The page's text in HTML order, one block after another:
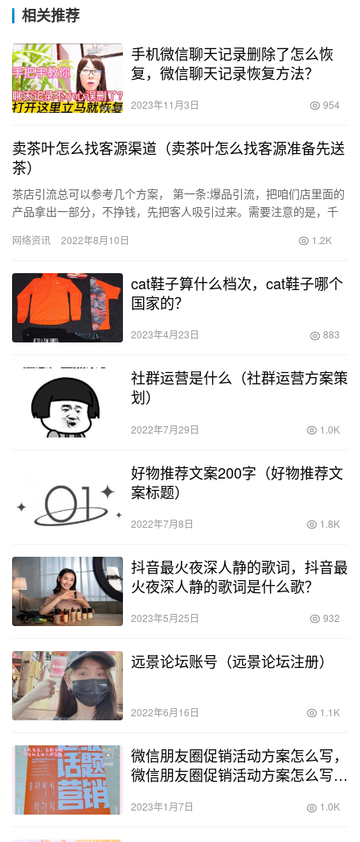
相关推荐
手机微信聊天记录删除了怎么恢
复，微信聊天记录恢复方法？
2023年11月3日 954
卖茶叶怎么找客源渠道（卖茶叶怎么找客源准备先送
茶）
茶店引流总可以参考几个方案， 第一条:爆品引流，把咱们店里面的
产品拿出一部分，不挣钱，先把客人吸引过来。需要注意的是，千
第…
网络资讯 2022年8月10日 1.2K
cat鞋子算什么档次，cat鞋子哪个
国家的？
2023年4月23日 883
社群运营是什么（社群运营方案策
划）
2022年7月29日 1.0K
好物推荐文案200字（好物推荐文
案标题）
2022年7月8日 1.8K
抖音最火夜深人静的歌词，抖音最
火夜深人静的歌词是什么歌？
2023年5月25日 932
远景论坛账号（远景论坛注册）
2022年6月16日 1.1K
微信朋友圈促销活动方案怎么写，
微信朋友圈促销活动方案怎么写文
2023年1月7日 1.0K